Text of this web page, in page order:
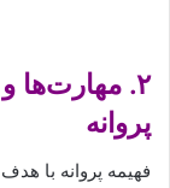
۲.
پروانه
فهیمه پروانه با